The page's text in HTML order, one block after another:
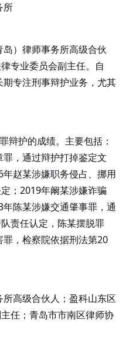
所
）律师事务所高级合伙
专业委员会副主任。自
专注刑事辩护业务，尤其
辩护的成绩。主要包括：
，通过辩护打掉鉴定文
赵某涉嫌职务侵占、挪用
；2019年阚某涉嫌诈骗
陈某涉嫌交通肇事罪，通
责任认定，陈某摆脱罪
，检察院依据刑法第20
高级合伙人；盈科山东区
任；青岛市市南区律师协